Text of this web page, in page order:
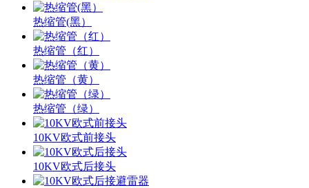
热缩管(黑）
热缩管（红）
热缩管（黄）
热缩管（绿）
10KV欧式前接头
10KV欧式后接头